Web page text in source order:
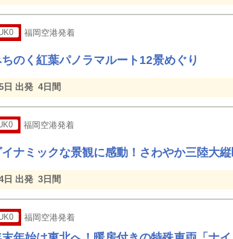
福岡空港発着
ちのく紅葉パノラマルート12景めぐり
日 出発 4日間
福岡空港発着
イナミックな景観に感動！さわやか三陸大
日 出発 3日間
福岡空港発着